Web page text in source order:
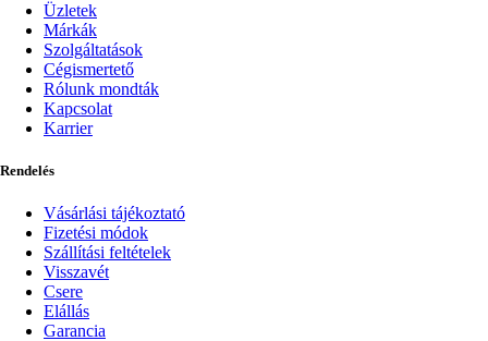
Üzletek
Márkák
Szolgáltatások
Cégismertető
Rólunk mondták
Kapcsolat
Karrier
Rendelés
Vásárlási tájékoztató
Fizetési módok
Szállítási feltételek
Visszavét
Csere
Elállás
Garancia